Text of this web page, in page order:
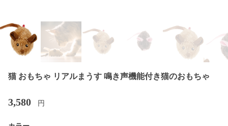
猫 おもちゃ リアルまうす 鳴き声機能付き猫のおもちゃ
3,580 円